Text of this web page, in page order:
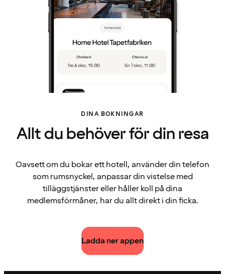
DINA BOKNINGAR
Allt du behöver för din resa
Oavsett om du bokar ett hotell, använder din telefon
som rumsnyckel, anpassar din vistelse med
tilläggstjänster eller håller koll på dina
medlemsförmåner, har du allt direkt i din ficka.
Ladda ner appen